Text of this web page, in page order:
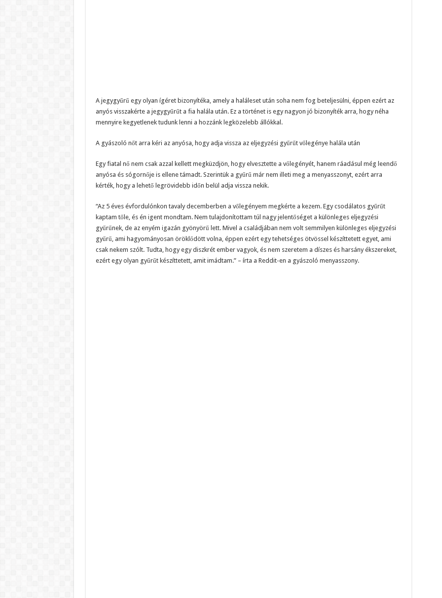
A jegygyűrű egy olyan ígéret bizonyítéka, amely a haláleset után soha nem fog beteljesülni, éppen ezért az
anyós visszakérte a jegygyűrűt a fia halála után. Ez a történet is egy nagyon jó bizonyíték arra, hogy néha
mennyire kegyetlenek tudunk lenni a hozzánk legközelebb állókkal.
A gyászoló nőt arra kéri az anyósa, hogy adja vissza az eljegyzési gyűrűt vőlegénye halála után
Egy fiatal nő nem csak azzal kellett megküzdjön, hogy elvesztette a vőlegényét, hanem ráadásul még leendő
anyósa és sógornője is ellene támadt. Szerintük a gyűrű már nem illeti meg a menyasszonyt, ezért arra
kérték, hogy a lehető legrövidebb időn belül adja vissza nekik.
“Az 5 éves évfordulónkon tavaly decemberben a vőlegényem megkérte a kezem. Egy csodálatos gyűrűt
kaptam tőle, és én igent mondtam. Nem tulajdonítottam túl nagy jelentőséget a különleges eljegyzési
gyűrűnek, de az enyém igazán gyönyörű lett. Mivel a családjában nem volt semmilyen különleges eljegyzési
gyűrű, ami hagyományosan öröklődött volna, éppen ezért egy tehetséges ötvössel készíttetett egyet, ami
csak nekem szólt. Tudta, hogy egy diszkrét ember vagyok, és nem szeretem a díszes és harsány ékszereket,
ezért egy olyan gyűrűt készíttetett, amit imádtam.” – írta a Reddit-en a gyászoló menyasszony.